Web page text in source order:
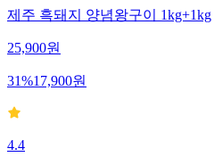
제주 흑돼지 양념왕구이 1kg+1kg
25,900원
31%17,900원
4.4